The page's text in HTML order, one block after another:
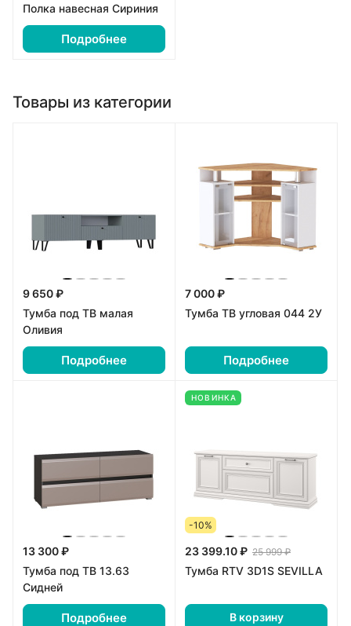
Полка навесная Сириния
Подробнее
Товары из категории
9 650 ₽
Тумба под ТВ малая
Оливия
Подробнее
7 000 ₽
Тумба ТВ угловая 044 2У
Подробнее
13 300 ₽
Тумба под ТВ 13.63
Сидней
Подробнее
НОВИНКА
-10%
23 399.10 ₽ 25 999 ₽
Тумба RTV 3D1S SEVILLA
В корзину